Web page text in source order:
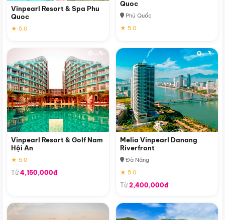
Vinpearl Resort & Spa Phu
Quoc
★ 5.0
Quoc
Phú Quốc
★ 5.0
Vinpearl Resort & Golf Nam
Hội An
★ 5.0
Từ4,150,000đ
Melia Vinpearl Danang
Riverfront
Đà Nẵng
★ 5.0
Từ2,400,000đ